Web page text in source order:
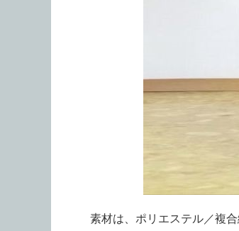
素材は、ポリエステル／複